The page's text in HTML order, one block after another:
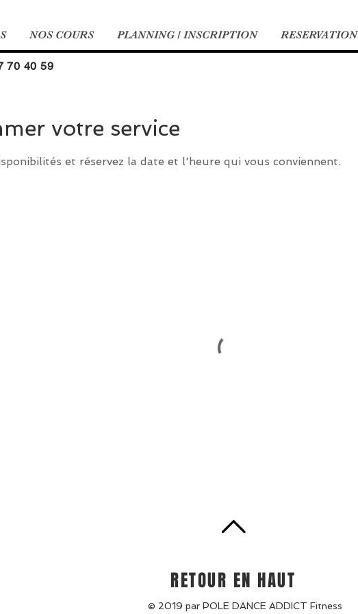
NOS COURS PLANNING / INSCRIPTION RESERVATION
70 40 59
votre service
et réservez la date et l'heure qui vous conviennent.
RETOUR EN HAUT
© 2019 par POLE DANCE ADDICT Fitness